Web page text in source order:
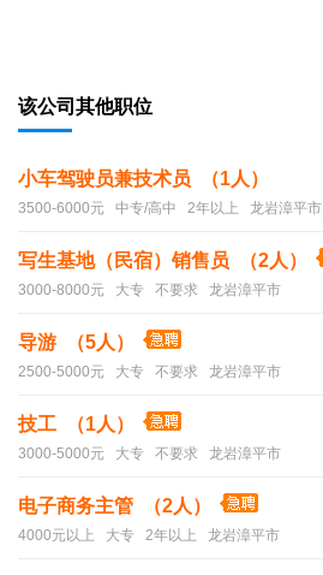
该公司其他职位
小车驾驶员兼技术员 （1人）
3500-6000元 中专/高中 2年以上 龙岩漳平市
写生基地（民宿）销售员 （2人）
3000-8000元 大专 不要求 龙岩漳平市
导游 （5人）
2500-5000元 大专 不要求 龙岩漳平市
技工 （1人）
3000-5000元 大专 不要求 龙岩漳平市
电子商务主管 （2人）
4000元以上 大专 2年以上 龙岩漳平市